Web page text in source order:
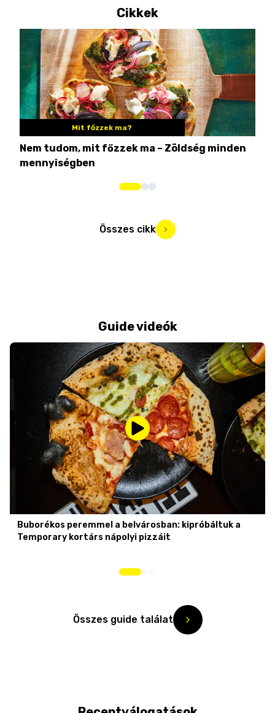
Cikkek
Mit főzzek ma?
Nem tudom, mit főzzek ma – Zöldség minden
mennyiségben
Összes cikk
Guide videók
Buborékos peremmel a belvárosban: kipróbáltuk a
Temporary kortárs nápolyi pizzáit
Összes guide találat